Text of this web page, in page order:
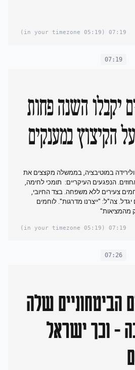
07:19
(05:19 in your timezone)
07:19
יקבלו השנה פחות
הקיצוץ במענקים
ולירידה במוטיבציה, בממשלה מקצצים את
הנפגעים העיקריים: תומכי לחימה,
צעירים ללא משפחה. בצד החיובי,
יגדל. צה"ל: "ייצרנו מדרגות". לוחמים
מהמציאות"
07:19
(05:19 in your timezone)
07:26
הביטחוניים שלה
- וכך ישראל